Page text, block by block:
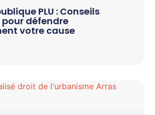
PLU : Conseils
défendre
votre cause